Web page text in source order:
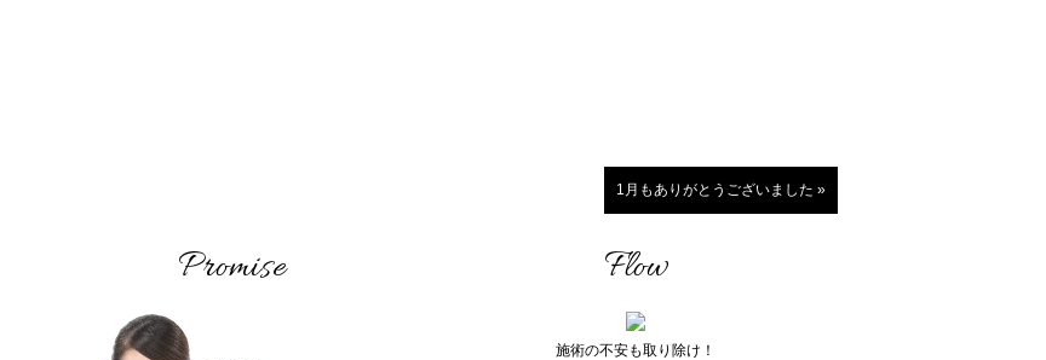
1月もありがとうございました »
Promise Flow
施術の不安も取り除け！